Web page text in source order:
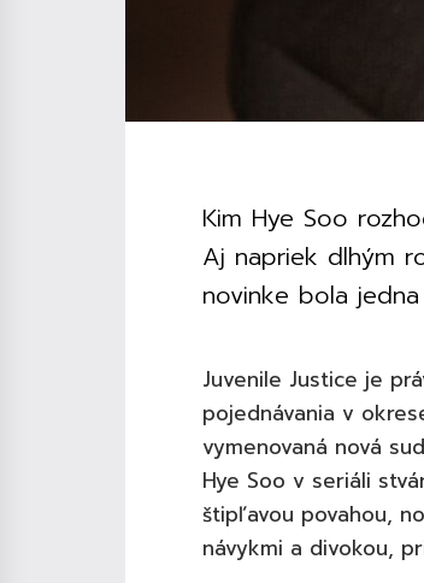
Kim Hye Soo
Aj napriek dlhým
novinke bola
Juvenile Justice je
pojednávania v
vymenovaná nová
Hye Soo v seriáli
štipľavou povahou,
návykmi a divokou,